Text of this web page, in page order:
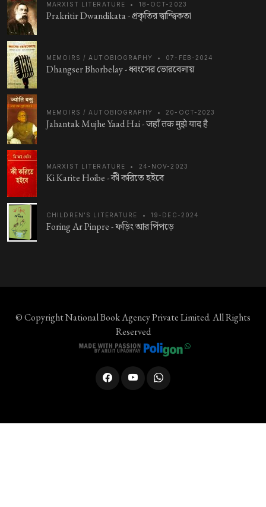
MARXIST LITERATURE • 18-OCT-2023
Prakritir Dwandikata -প্রকৃতির দ্বান্দ্বিকতা
MEMOIRS / AUTOBIOGRAPHY • 07-FEB-2024
Dhangser Bhorbelay -ধ্বংসের ভোরবেলায়
MEMOIRS / AUTOBIOGRAPHY • 20-OCT-2023
Jahantak Mujhe Yaad Hai -जहाँ तक मुझे याद है
MARXIST LITERATURE • 24-NOV-2023
Ki Karite Hoibe -কী করিতে হইবে
CHILDREN'S LITERATURE • 19-DEC-2024
Foring Ar Pinpre -ফড়িং আর পিঁপড়ে
© CopyrightNational Book Agency Private Limited. All Rights
Reserved